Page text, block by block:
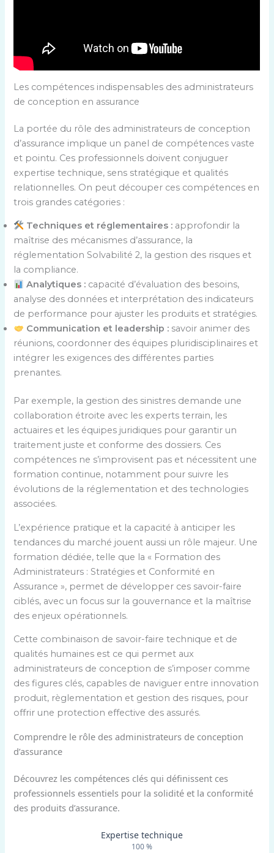
Les compétences indispensables des administrateurs
de conception en assurance
La portée du rôle des administrateurs de conception
d’assurance implique un panel de compétences vaste
et pointu. Ces professionnels doivent conjuguer
expertise technique, sens stratégique et qualités
relationnelles. On peut découper ces compétences en
trois grandes catégories :
Techniques et réglementaires : approfondir la
maîtrise des mécanismes d’assurance, la
réglementation Solvabilité 2, la gestion des risques et
la compliance.
Analytiques : capacité d’évaluation des besoins,
analyse des données et interprétation des indicateurs
de performance pour ajuster les produits et stratégies.
Communication et leadership : savoir animer des
réunions, coordonner des équipes pluridisciplinaires et
intégrer les exigences des différentes parties
prenantes.
Par exemple, la gestion des sinistres demande une
collaboration étroite avec les experts terrain, les
actuaires et les équipes juridiques pour garantir un
traitement juste et conforme des dossiers. Ces
compétences ne s’improvisent pas et nécessitent une
formation continue, notamment pour suivre les
évolutions de la réglementation et des technologies
associées.
L’expérience pratique et la capacité à anticiper les
tendances du marché jouent aussi un rôle majeur. Une
formation dédiée, telle que la « Formation des
Administrateurs : Stratégies et Conformité en
Assurance », permet de développer ces savoir-faire
ciblés, avec un focus sur la gouvernance et la maîtrise
des enjeux opérationnels.
Cette combinaison de savoir-faire technique et de
qualités humaines est ce qui permet aux
administrateurs de conception de s’imposer comme
des figures clés, capables de naviguer entre innovation
produit, règlementation et gestion des risques, pour
offrir une protection effective des assurés.
Comprendre le rôle des administrateurs de conception
d’assurance
Découvrez les compétences clés qui définissent ces
professionnels essentiels pour la solidité et la conformité
des produits d’assurance.
100 %
Expertise technique